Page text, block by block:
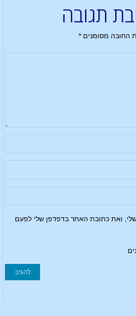
תגובה
החובה מסומנים*
ואת כתובת האתר בדפדפן שלי לפעם